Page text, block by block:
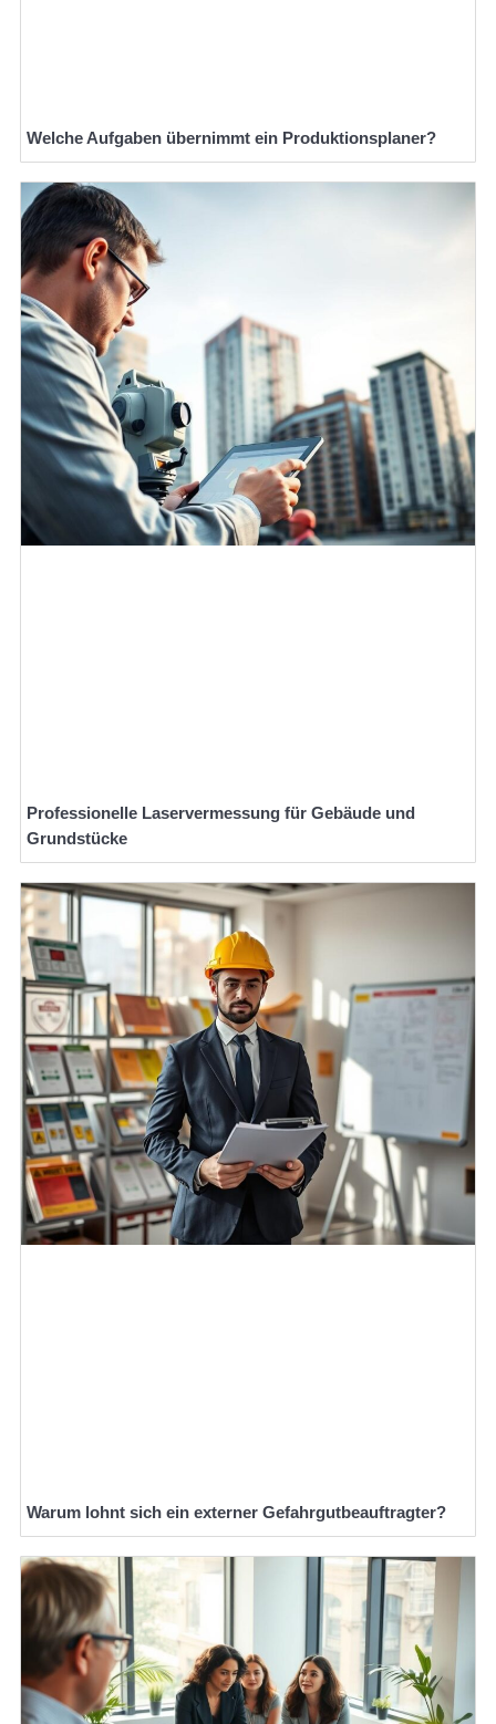
Welche Aufgaben übernimmt ein Produktionsplaner?
Professionelle Laservermessung für Gebäude und
Grundstücke
Warum lohnt sich ein externer Gefahrgutbeauftragter?